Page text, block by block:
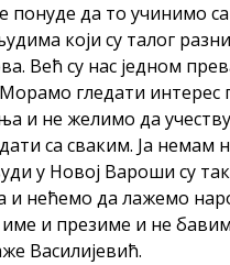
да то учинимо
који су талог
Већ су нас једном
гледати интерес
и не желимо да
са сваким. Ја
у Новој Вароши су
нећемо да лажемо
и презиме и не
Василијевић.